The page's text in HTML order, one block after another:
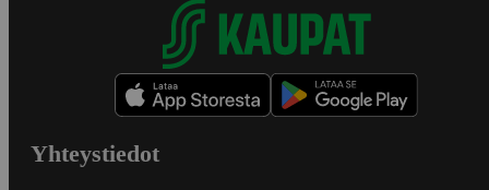
Yhteystiedot